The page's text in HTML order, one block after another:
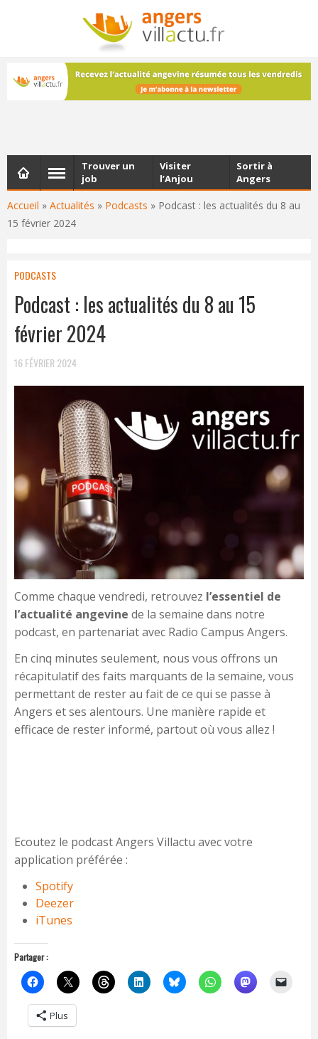
NEWSLETTER
Les dernières actualités d'Angers, chaque vendredi dans
votre boîte e-mail
Accueil » Actualités » Podcasts » Podcast : les actualités du 8 au
15 février 2024
Trouver un
job
Visiter
l’Anjou
Sortir à
Angers
PODCASTS
Podcast : les actualités du 8 au 15
février 2024
16 FÉVRIER 2024
Comme chaque vendredi, retrouvez l’essentiel de
l’actualité angevine de la semaine dans notre
podcast, en partenariat avec Radio Campus Angers.
En cinq minutes seulement, nous vous offrons un
récapitulatif des faits marquants de la semaine, vous
permettant de rester au fait de ce qui se passe à
Angers et ses alentours. Une manière rapide et
efficace de rester informé, partout où vous allez !
Ecoutez le podcast Angers Villactu avec votre
application préférée :
Spotify
Deezer
iTunes
Partager :
Plus